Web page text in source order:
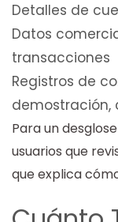
Detalles de
Datos
transacciones
Registros de
demostración,
Para un
usuarios que
que explica